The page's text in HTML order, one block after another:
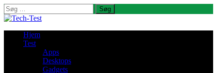
Søg
efter:
Hjem
Test
Apps
Desktops
Gadgets